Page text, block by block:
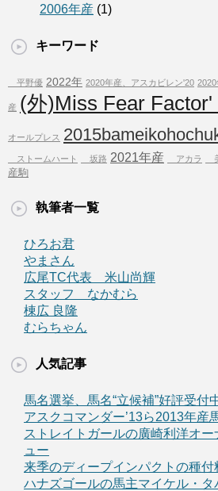
2006年産 (1)
キーワード
平野優 2022年 2020年産、アスカビレン'20 2020
産 (外)Miss Fear Factor'
オールプレス
ストームハート 坂路 2021年産 アカラ
産駒
執筆者一覧
ひろお君
やまさん
広尾TC代表 米山尚輝
スタッフ なかむら
棟広 良隆
むらちゃん
人気記事
馬名選挙、馬名“立候補”好評受付
アスクコマンダー’13ら2013年産
ストレイトガールの廣崎利洋オ
ュー
来季のディープインパクトの種付
ハナズゴールの馬主マイケル・